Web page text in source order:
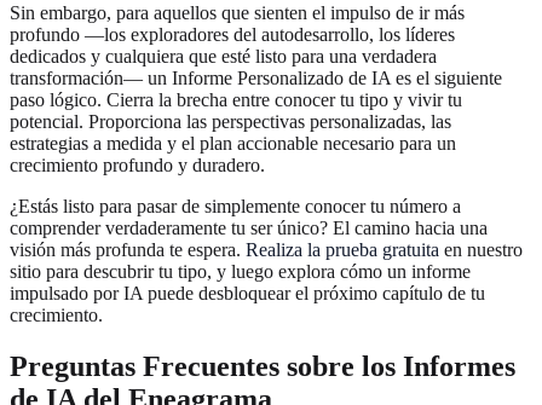
Sin embargo, para aquellos que sienten el impulso de ir más
profundo —los exploradores del autodesarrollo, los líderes
dedicados y cualquiera que esté listo para una verdadera
transformación— un Informe Personalizado de IA es el siguiente
paso lógico. Cierra la brecha entre conocer tu tipo y vivir tu
potencial. Proporciona las perspectivas personalizadas, las
estrategias a medida y el plan accionable necesario para un
crecimiento profundo y duradero.
¿Estás listo para pasar de simplemente conocer tu número a
comprender verdaderamente tu ser único? El camino hacia una
visión más profunda te espera. Realiza la prueba gratuita en nuestro
sitio para descubrir tu tipo, y luego explora cómo un informe
impulsado por IA puede desbloquear el próximo capítulo de tu
crecimiento.
Preguntas Frecuentes sobre los Informes
de IA del Eneagrama